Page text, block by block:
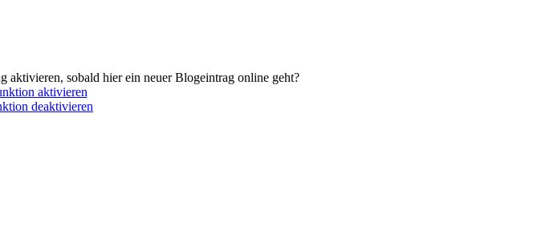
aktivieren, sobald hier ein neuer Blogeintrag online geht?
aktivieren
deaktivieren